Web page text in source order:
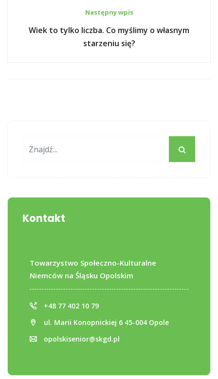
Następny wpis
Wiek to tylko liczba. Co myślimy o własnym
starzeniu się?
Kontakt
Towarzystwo Społeczno-Kulturalne
Niemców na Śląsku Opolskim
+48 77 402 10 79
ul. Marii Konopnickiej 6 45-004 Opole
opolskisenior@skgd.pl